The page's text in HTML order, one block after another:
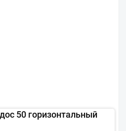
50 горизонтальный